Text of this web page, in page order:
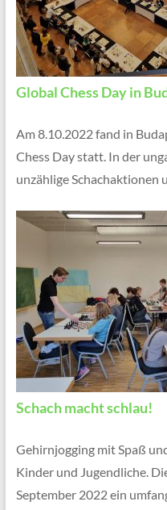
Global Chess Day in
Am 8.10.2022 fand in
Chess Day statt. In der
unzählige Schachaktionen
Schach macht schlau!
Gehirnjogging mit Spaß
Kinder und Jugendliche.
September 2022 ein